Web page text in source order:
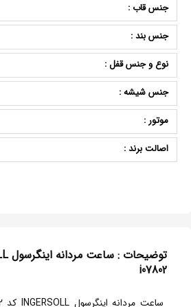
جنس قاب :
جنس بند :
نوع و جنس قفل :
جنس شیشه :
موتور :
اصالت برند :
i07802